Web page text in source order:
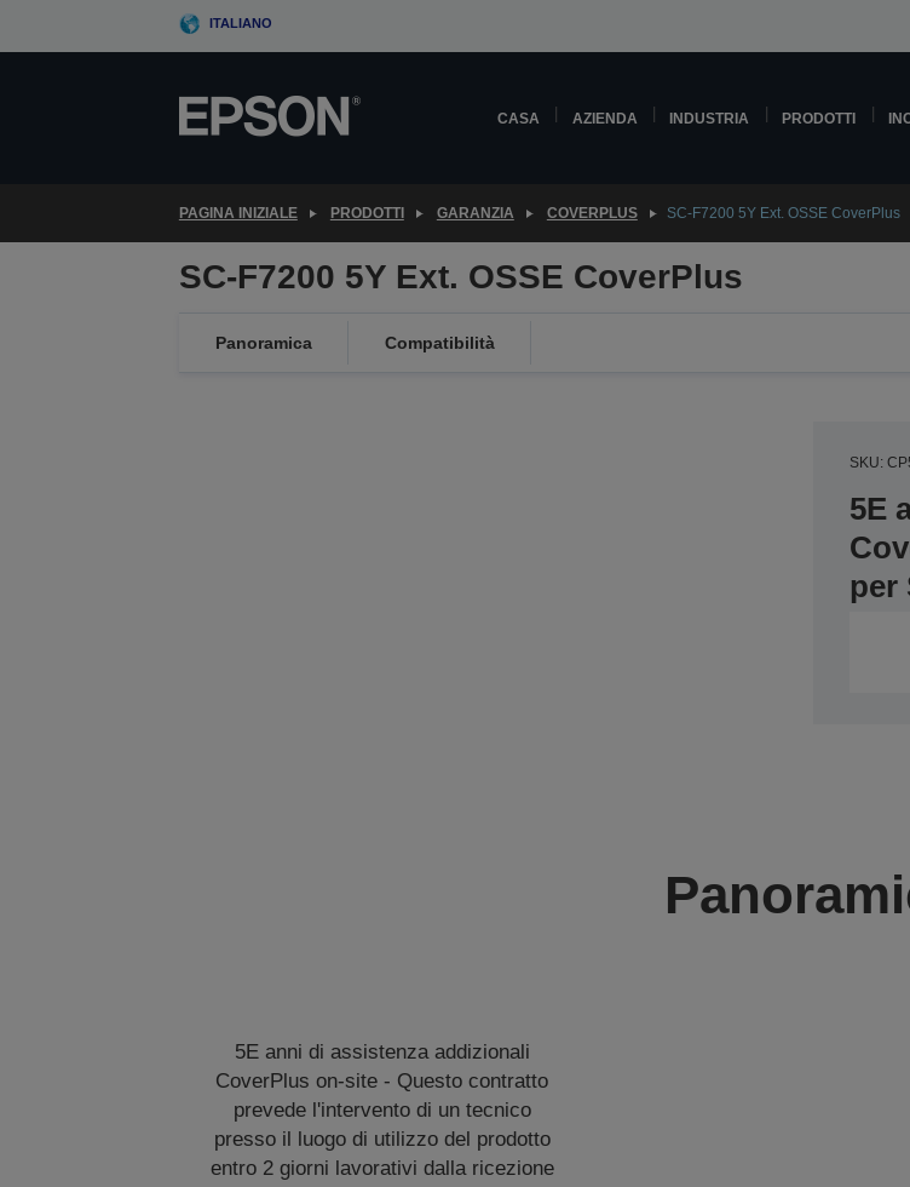
ITALIANO
CASA AZIENDA INDUSTRIA PRODOTTI
PAGINA INIZIALE PRODOTTI GARANZIA COVERPLUS SC-F7200 5Y Ext. OSSE CoverPlus
SC-F7200 5Y Ext. OSSE CoverPlus
Panoramica Compatibilità
SKU:
5E
per
5E anni di assistenza addizionali
CoverPlus on-site - Questo contratto
prevede l'intervento di un tecnico
presso il luogo di utilizzo del prodotto
entro 2 giorni lavorativi dalla ricezione